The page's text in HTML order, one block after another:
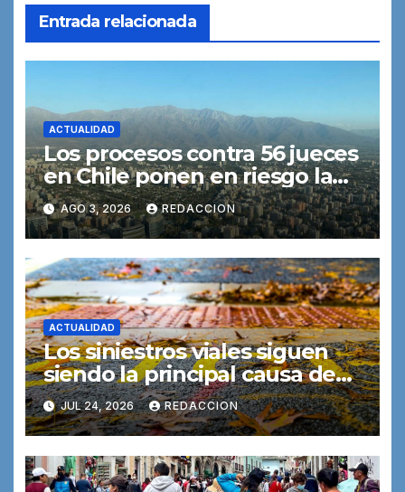
Entrada relacionada
ACTUALIDAD
Los procesos contra 56 jueces
en Chile ponen en riesgo la
independencia judicial,
advierte una experta
AGO 3, 2026 REDACCION
ACTUALIDAD
Los siniestros viales siguen
siendo la principal causa de
muerte entre los jóvenes
JUL 24, 2026 REDACCION